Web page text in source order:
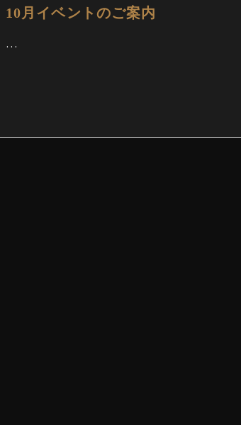
10月イベントのご案内
…